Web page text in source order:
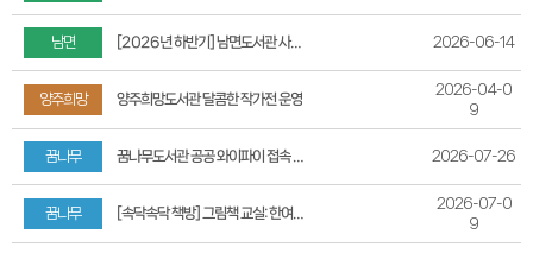
남면 [2026년 하반기] 남면도서관 사물함 이용안내 2026-06-14
양주희망 양주희망도서관 달콤한 작가전 운영
2026-04-0
9
꿈나무 꿈나무도서관 공공 와이파이 접속 오류 안내 2026-07-26
꿈나무 [속닥속닥 책방] 그림책 교실: 한여름 밤의 초대장 참여자 모집
2026-07-0
9